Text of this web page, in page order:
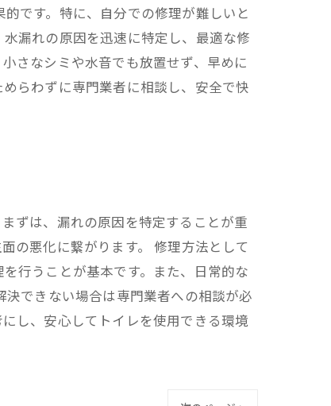
です。特に、自分での修理が難しいと
漏れの原因を迅速に特定し、最適な修
さなシミや水音でも放置せず、早めに
らわずに専門業者に相談し、安全で快
ずは、漏れの原因を特定することが重
の悪化に繋がります。 修理方法として
行うことが基本です。また、日常的な
できない場合は専門業者への相談が必
し、安心してトイレを使用できる環境